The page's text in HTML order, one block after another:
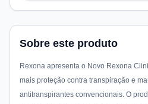
Sobre este produto
Rexona apresenta o Novo Rexona
mais proteção contra transpiração e
antitranspirantes convencionais. O